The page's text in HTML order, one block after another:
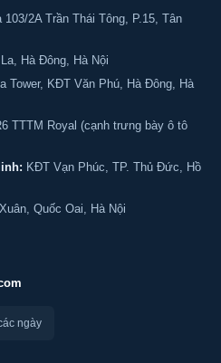
103/2A Trần Thái Tông, P.15, Tân
Hà Đông, Hà Nội
Tower, KĐT Văn Phú, Hà Đông, Hà
TTTM Royal (cạnh trưng bày ô tô
KĐT Vạn Phúc, TP. Thủ Đức, Hồ
Quốc Oai, Hà Nội
ngày